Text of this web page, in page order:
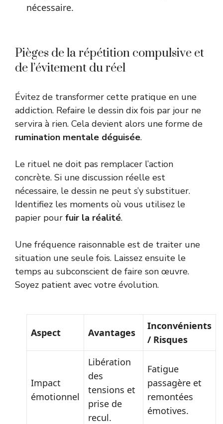
nécessaire.
Pièges de la répétition compulsive et
de l’évitement du réel
Évitez de transformer cette pratique en une
addiction. Refaire le dessin dix fois par jour ne
servira à rien. Cela devient alors une forme de
rumination mentale déguisée.
Le rituel ne doit pas remplacer l’action
concrète. Si une discussion réelle est
nécessaire, le dessin ne peut s’y substituer.
Identifiez les moments où vous utilisez le
papier pour fuir la réalité.
Une fréquence raisonnable est de traiter une
situation une seule fois. Laissez ensuite le
temps au subconscient de faire son œuvre.
Soyez patient avec votre évolution.
Aspect Avantages
Inconvénients
/ Risques
Impact
émotionnel
Libération
des
tensions et
prise de
recul.
Fatigue
passagère et
remontées
émotives.